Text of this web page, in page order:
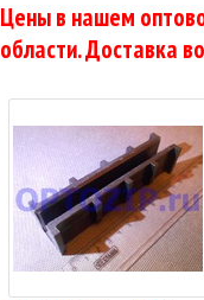
Цены в нашем
области. Доставка